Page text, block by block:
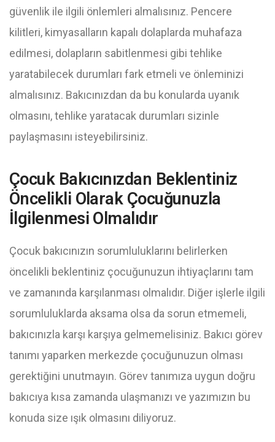
güvenlik ile ilgili önlemleri almalısınız. Pencere
kilitleri, kimyasalların kapalı dolaplarda muhafaza
edilmesi, dolapların sabitlenmesi gibi tehlike
yaratabilecek durumları fark etmeli ve önleminizi
almalısınız. Bakıcınızdan da bu konularda uyanık
olmasını, tehlike yaratacak durumları sizinle
paylaşmasını isteyebilirsiniz.
Çocuk Bakıcınızdan Beklentiniz
Öncelikli Olarak Çocuğunuzla
İlgilenmesi Olmalıdır
Çocuk bakıcınızın sorumluluklarını belirlerken
öncelikli beklentiniz çocuğunuzun ihtiyaçlarını tam
ve zamanında karşılanması olmalıdır. Diğer işlerle ilgili
sorumluluklarda aksama olsa da sorun etmemeli,
bakıcınızla karşı karşıya gelmemelisiniz. Bakıcı görev
tanımı yaparken merkezde çocuğunuzun olması
gerektiğini unutmayın. Görev tanımıza uygun doğru
bakıcıya kısa zamanda ulaşmanızı ve yazımızın bu
konuda size ışık olmasını diliyoruz.